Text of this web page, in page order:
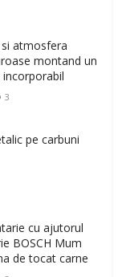
Crema
o piele neteda si
atmosfera
montand un
3
pe carbuni
cu ajutorul
BOSCH Mum
de tocat carne